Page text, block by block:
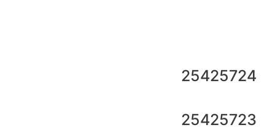
25425724
25425723